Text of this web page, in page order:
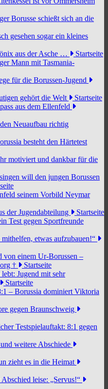
Borusse schießt sich an die
gesehen sogar ein kleines
aus der Asche …
Startseite
Mann mit Tasmania-
für die Borussen-Jugend
gehört die Welt
Startseite
aus dem Ellenfeld
Neuaufbau richtig
besteht den Härtetest
motiviert und dankbar für die
will den jungen Borussen
seinem Vorbild Neymar
der Jugendabteilung
Startseite
Test gegen Sportfreunde
mithelfen, etwas aufzubauen!“
von einem Ur-Borussen –
†
Startseite
Jugend mit sehr
Startseite
– Borussia dominiert Viktoria
gegen Braunschweig
Testspielauftakt: 8:1 gegen
weitere Abschiede
zieht es in die Heimat
Abschied leise: „Servus!“